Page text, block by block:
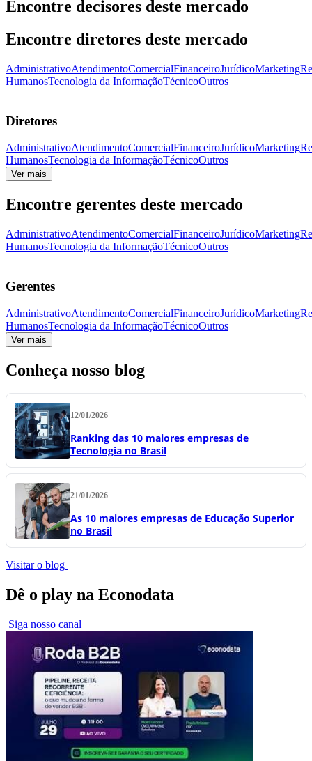
Encontre decisores deste mercado
Encontre diretores deste mercado
AdministrativoAtendimentoComercialFinanceiroJurídicoMarketing
HumanosTecnologia da InformaçãoTécnicoOutros
Diretores
AdministrativoAtendimentoComercialFinanceiroJurídicoMarketing
HumanosTecnologia da InformaçãoTécnicoOutros
Ver mais
Encontre gerentes deste mercado
AdministrativoAtendimentoComercialFinanceiroJurídicoMarketing
HumanosTecnologia da InformaçãoTécnicoOutros
Gerentes
AdministrativoAtendimentoComercialFinanceiroJurídicoMarketing
HumanosTecnologia da InformaçãoTécnicoOutros
Ver mais
Conheça nosso blog
12/01/2026
Ranking das 10 maiores empresas de
Tecnologia no Brasil
21/01/2026
As 10 maiores empresas de Educação Superior
no Brasil
Visitar o blog
Dê o play na Econodata
Siga nosso canal